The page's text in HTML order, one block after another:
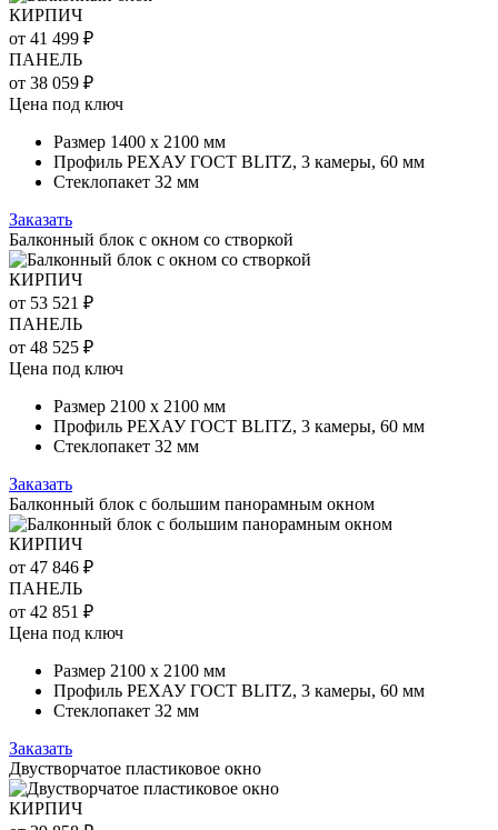
КИРПИЧ
от 41 499 ₽
ПАНЕЛЬ
от 38 059 ₽
Цена под ключ
Размер 1400 х 2100 мм
Профиль РЕХАУ ГОСТ BLITZ, 3 камеры, 60 мм
Стеклопакет 32 мм
Заказать
Балконный блок с окном со створкой
КИРПИЧ
от 53 521 ₽
ПАНЕЛЬ
от 48 525 ₽
Цена под ключ
Размер 2100 х 2100 мм
Профиль РЕХАУ ГОСТ BLITZ, 3 камеры, 60 мм
Стеклопакет 32 мм
Заказать
Балконный блок с большим панорамным окном
КИРПИЧ
от 47 846 ₽
ПАНЕЛЬ
от 42 851 ₽
Цена под ключ
Размер 2100 х 2100 мм
Профиль РЕХАУ ГОСТ BLITZ, 3 камеры, 60 мм
Стеклопакет 32 мм
Заказать
Двустворчатое пластиковое окно
КИРПИЧ